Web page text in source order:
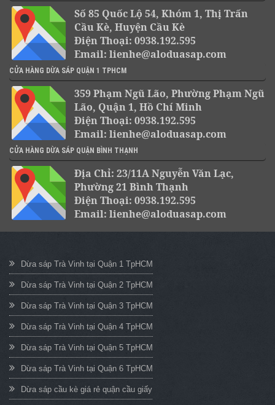
Số 85 Quốc Lộ 54, Khóm 1, Thị Trấn
Cầu Kè, Huyện Cầu Kè
Điện Thoại: 0938.192.595
Email: lienhe@aloduasap.com
CỬA HÀNG DỪA SÁP QUẬN 1 TPHCM
359 Phạm Ngũ Lão, Phường Phạm Ngũ
Lão, Quận 1, Hồ Chí Minh
Điện Thoại: 0938.192.595
Email: lienhe@aloduasap.com
CỬA HÀNG DỪA SÁP QUẬN BÌNH THẠNH
Địa Chỉ: 23/11A Nguyễn Văn Lạc,
Phường 21 Bình Thạnh
Điện Thoại: 0938.192.595
Email: lienhe@aloduasap.com
Dừa sáp Trà Vinh tại Quận 1 TpHCM
Dừa sáp Trà Vinh tại Quận 2 TpHCM
Dừa sáp Trà Vinh tại Quận 3 TpHCM
Dừa sáp Trà Vinh tại Quận 4 TpHCM
Dừa sáp Trà Vinh tại Quận 5 TpHCM
Dừa sáp Trà Vinh tại Quận 6 TpHCM
Dừa sáp cầu kè giá rẻ quận cầu giấy